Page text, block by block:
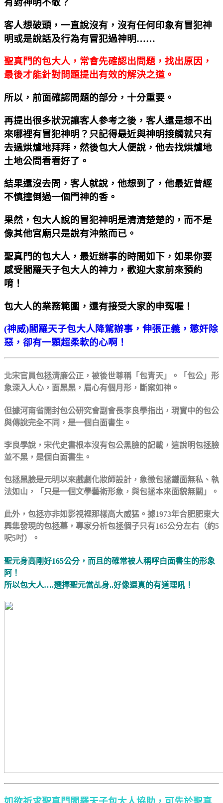
有對神明不敬？
客人想破頭，一直說沒有，沒有任何印象有冒犯神
明或是說話及行為有冒犯過神明……
聖真門的包大人，常會先確認出問題，找出原因，
最後才能針對問題提出有效的解決之道。
所以，前面確認問題的部分，十分重要。
再提出很多狀況讓客人參考之後，客人還是想不出
來哪裡有冒犯神明？只記得最近與神明接觸就只有
去過烘爐地拜拜，然後包大人便說，他去找烘爐地
土地公問看看好了。
結果還沒去問，客人就說，他想到了，他最近曾經
不慎撞倒過一個門神的香。
果然，包大人說的冒犯神明是清清楚楚的，而不是
像其他宮廟只是說有沖煞而已。
聖真門的包大人，最近辦事的時間如下，如果你要
感受閻羅天子包大人的神力，歡迎大家前來預約
唷！
包大人的業務範圍，還有接受大家的申冤喔！
(神威)閻羅天子包大人降駕辦事，伸張正義，懲奸除
惡，卻有一顆超柔軟的心啊！
北宋官員包拯清廉公正，被後世尊稱「包青天」。「包公」形
象深入人心，面黑黑，眉心有個月形，斷案如神。
但據河南省開封包公研究會副會長李良學指出，現實中的包公
與傳說完全不同，是一個白面書生。
李良學說，宋代史書根本沒有包公黑臉的記載，這說明包拯臉
並不黑，是個白面書生。
包拯黑臉是元明以來戲劇化妝師設計，象徵包拯鐵面無私、執
法如山，「只是一個文學藝術形象，與包拯本來面貌無關」。
此外，包拯亦非如影視裡那樣高大威猛。據1973年合肥肥東大
興集發現的包拯墓，專家分析包拯個子只有165公分左右（約5
呎5吋）。
聖元身高剛好165公分，而且的確常被人稱呼白面書生的形象
阿！
所以包大人….選擇聖元當乩身..好像還真的有道理吼！